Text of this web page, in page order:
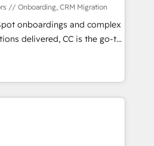
and seamless integration of
your digital ecosystem. Would
your inbound
objectives. With 125+
of the most certified
English & French.
// Onboarding, CRM Migration
onboardings and complex
delivered, CC is the go-to
for businesses ready to
scale smarter. We specialize
CMS migrations and
like Salesforce, NetSuite,
Microsoft Dynamics, Wix,
turning fragmented
ready HubSpot